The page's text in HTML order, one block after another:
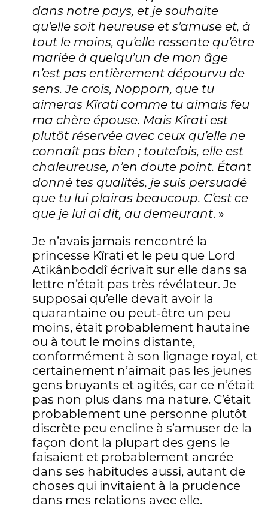
dans notre pays, et je souhaite
qu’elle soit heureuse et s’amuse et, à
tout le moins, qu’elle ressente qu’être
mariée à quelqu’un de mon âge
n’est pas entièrement dépourvu de
sens. Je crois, Nopporn, que tu
aimeras Kîrati comme tu aimais feu
ma chère épouse. Mais Kîrati est
plutôt réservée avec ceux qu’elle ne
connaît pas bien ; toutefois, elle est
chaleureuse, n’en doute point. Étant
donné tes qualités, je suis persuadé
que tu lui plairas beaucoup. C’est ce
que je lui ai dit, au demeurant. »
Je n’avais jamais rencontré la
princesse Kîrati et le peu que Lord
Atikânboddî écrivait sur elle dans sa
lettre n’était pas très révélateur. Je
supposai qu’elle devait avoir la
quarantaine ou peut-être un peu
moins, était probablement hautaine
ou à tout le moins distante,
conformément à son lignage royal, et
certainement n’aimait pas les jeunes
gens bruyants et agités, car ce n’était
pas non plus dans ma nature. C’était
probablement une personne plutôt
discrète peu encline à s’amuser de la
façon dont la plupart des gens le
faisaient et probablement ancrée
dans ses habitudes aussi, autant de
choses qui invitaient à la prudence
dans mes relations avec elle.